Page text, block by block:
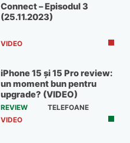
Connect – Episodul 3
(25.11.2023)
VIDEO
iPhone 15 și 15 Pro review:
un moment bun pentru
upgrade? (VIDEO)
REVIEW
TELEFOANE
VIDEO